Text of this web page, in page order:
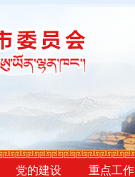
党的建设 重点工作